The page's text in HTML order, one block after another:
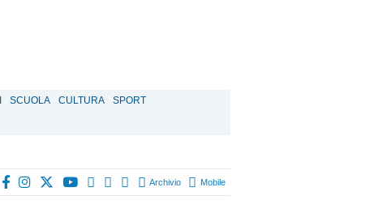
SCUOLA CULTURA
SPORT
Archivio Mobile